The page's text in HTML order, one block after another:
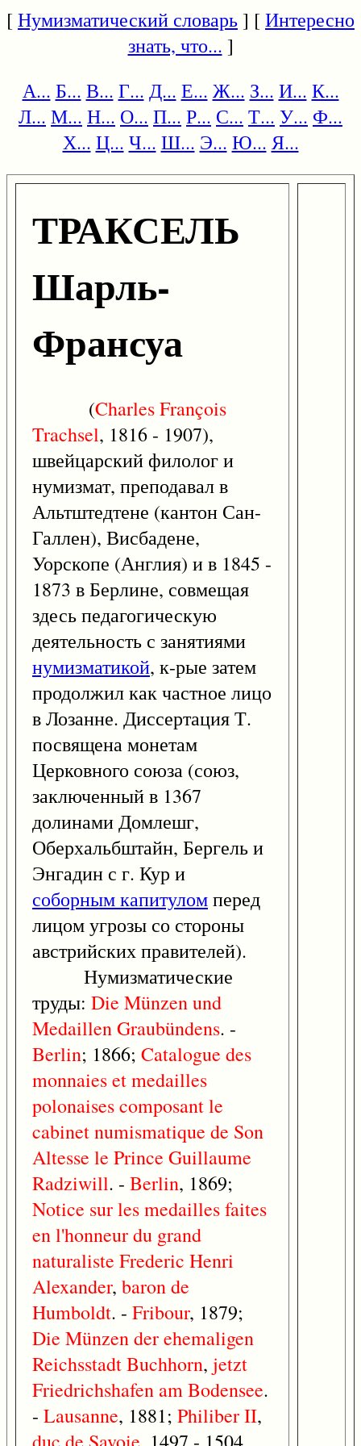
[Нумизматический словарь] [Интересно
знать, что... ]
А... Б... В... Г... Д... Е... Ж... З... И... К...
Л... М... Н... О... П... Р... С... Т... У... Ф...
Х... Ц... Ч... Ш... Э... Ю... Я...
ТРАКСЕЛЬ
Шарль-
Франсуа
(CharlesFrançois
Trachsel, 1816 - 1907),
швейцарский филолог и
нумизмат, преподавал в
Альтштедтене (кантон Сан-
Галлен), Висбадене,
Уорскопе (Англия) и в 1845 -
1873 в Берлине, совмещая
здесь педагогическую
деятельность с занятиями
нумизматикой, к-рые затем
продолжил как частное лицо
в Лозанне. Диссертация Т.
посвящена монетам
Церковного союза (союз,
заключенный в 1367
долинами Домлешг,
Оберхальбштайн, Бергель и
Энгадин с г. Кур и
соборным капитуломперед
лицом угрозы со стороны
австрийских правителей).
Нумизматические
труды: Die Münzenund
MedaillenGraubündens. -
Berlin; 1866; Catalogue des
monnaiesetmedailles
polonaisescomposantle
cabinetnumismatique de Son
Altesse le Prince Guillaume
Radziwill. - Berlin, 1869;
Notice surlesmedaillesfaites
enl'honneurdu grand
naturaliste Frederic Henri
Alexander, baronde
Humboldt. - Fribour, 1879;
Die Münzenderehemaligen
ReichsstadtBuchhorn, jetzt
Friedrichshafen amBodensee.
- Lausanne, 1881; PhiliberII,